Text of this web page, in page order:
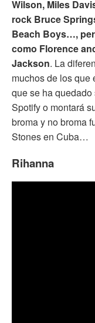
Wilson, Miles
rock Bruce
Beach Boys…,
como Florence
Jackson. La
muchos de los que
que se ha
Spotify o montará
broma y no broma
Stones en Cuba…
Rihanna